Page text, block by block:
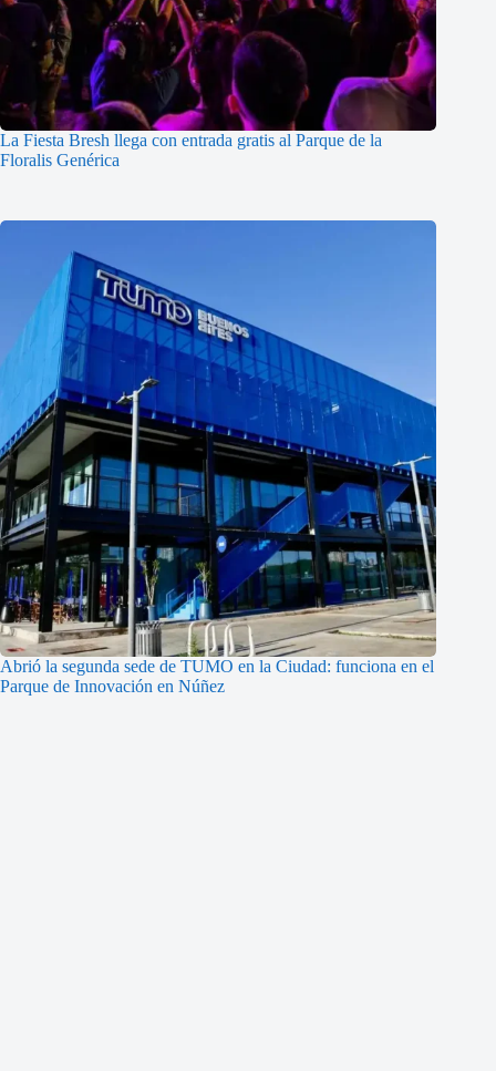
La Fiesta Bresh llega con entrada gratis al Parque de la
Floralis Genérica
Abrió la segunda sede de TUMO en la Ciudad: funciona en el
Parque de Innovación en Núñez